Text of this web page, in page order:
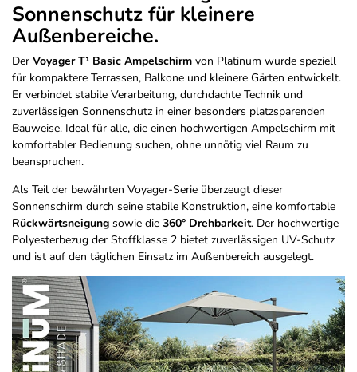
Sonnenschutz für kleinere
Außenbereiche.
Der Voyager T¹ Basic Ampelschirm von Platinum wurde speziell
für kompaktere Terrassen, Balkone und kleinere Gärten entwickelt.
Er verbindet stabile Verarbeitung, durchdachte Technik und
zuverlässigen Sonnenschutz in einer besonders platzsparenden
Bauweise. Ideal für alle, die einen hochwertigen Ampelschirm mit
komfortabler Bedienung suchen, ohne unnötig viel Raum zu
beanspruchen.
Als Teil der bewährten Voyager-Serie überzeugt dieser
Sonnenschirm durch seine stabile Konstruktion, eine komfortable
Rückwärtsneigung sowie die 360° Drehbarkeit. Der hochwertige
Polyesterbezug der Stoffklasse 2 bietet zuverlässigen UV-Schutz
und ist auf den täglichen Einsatz im Außenbereich ausgelegt.